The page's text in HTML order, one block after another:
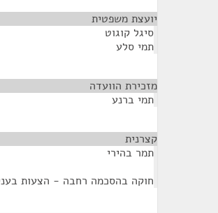
יועצת משפטית
סיגל קוגוט
תמי סלע
מזכירת הוועדה
תמי ברנע
קצרנית
תמר בהירי
חוקה בהסכמה רחבה - הצעות